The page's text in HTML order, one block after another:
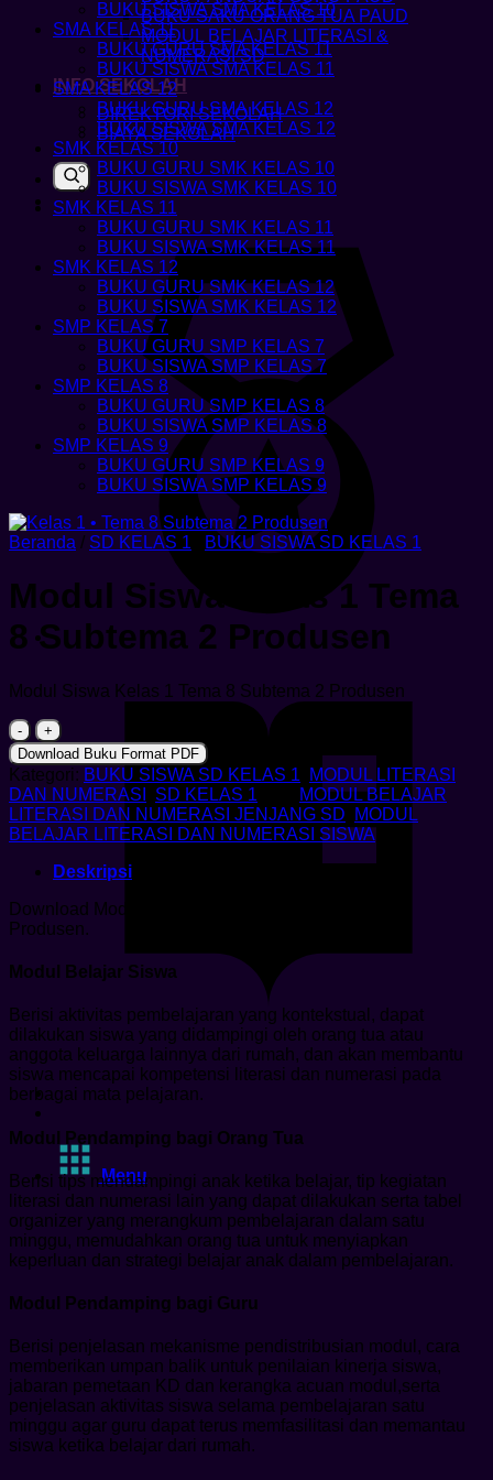
BUKU SAKU ORANG TUA PAUD
MODUL BELAJAR LITERASI &
NUMERASI SD
INFO SEKOLAH
DIREKTORI SEKOLAH
BIAYA SEKOLAH
Menu
BUKU SISWA SMA KELAS 10
SMA KELAS 11
BUKU GURU SMA KELAS 11
BUKU SISWA SMA KELAS 11
SMA KELAS 12
BUKU GURU SMA KELAS 12
BUKU SISWA SMA KELAS 12
SMK KELAS 10
BUKU GURU SMK KELAS 10
BUKU SISWA SMK KELAS 10
SMK KELAS 11
BUKU GURU SMK KELAS 11
BUKU SISWA SMK KELAS 11
SMK KELAS 12
BUKU GURU SMK KELAS 12
BUKU SISWA SMK KELAS 12
SMP KELAS 7
BUKU GURU SMP KELAS 7
BUKU SISWA SMP KELAS 7
SMP KELAS 8
BUKU GURU SMP KELAS 8
BUKU SISWA SMP KELAS 8
SMP KELAS 9
BUKU GURU SMP KELAS 9
BUKU SISWA SMP KELAS 9
Beranda / SD KELAS 1 BUKU SISWA SD KELAS 1
Modul Siswa Kelas 1 Tema
8 Subtema 2 Produsen
Modul Siswa Kelas 1 Tema 8 Subtema 2 Produsen
Kuantitas
Modul
Siswa
Kelas
1
Tema
8
Subtema
Produsen
Download Buku Format PDF
Kategori: BUKU SISWA SD KELAS 1
MODUL LITERASI
DAN NUMERASI
SD KELAS 1
MODUL BELAJAR
LITERASI DAN NUMERASI JENJANG SD
MODUL
BELAJAR LITERASI DAN NUMERASI SISWA
Deskripsi
Download Modul Siswa Kelas 1 Tema 8 Subtema 2
Produsen.
Modul Belajar Siswa
Berisi aktivitas pembelajaran yang kontekstual, dapat
dilakukan siswa yang didampingi oleh orang tua atau
anggota keluarga lainnya dari rumah, dan akan membantu
siswa mencapai kompetensi literasi dan numerasi pada
berbagai mata pelajaran.
Modul Pendamping bagi Orang Tua
Berisi tips mendampingi anak ketika belajar, tip kegiatan
literasi dan numerasi lain yang dapat dilakukan serta tabel
organizer yang merangkum pembelajaran dalam satu
minggu, memudahkan orang tua untuk menyiapkan
keperluan dan strategi belajar anak dalam pembelajaran.
Modul Pendamping bagi Guru
Berisi penjelasan mekanisme pendistribusian modul, cara
memberikan umpan balik untuk penilaian kinerja siswa,
jabaran pemetaan KD dan kerangka acuan modul,serta
penjelasan aktivitas siswa selama pembelajaran satu
minggu agar guru dapat terus memfasilitasi dan memantau
siswa ketika belajar dari rumah.